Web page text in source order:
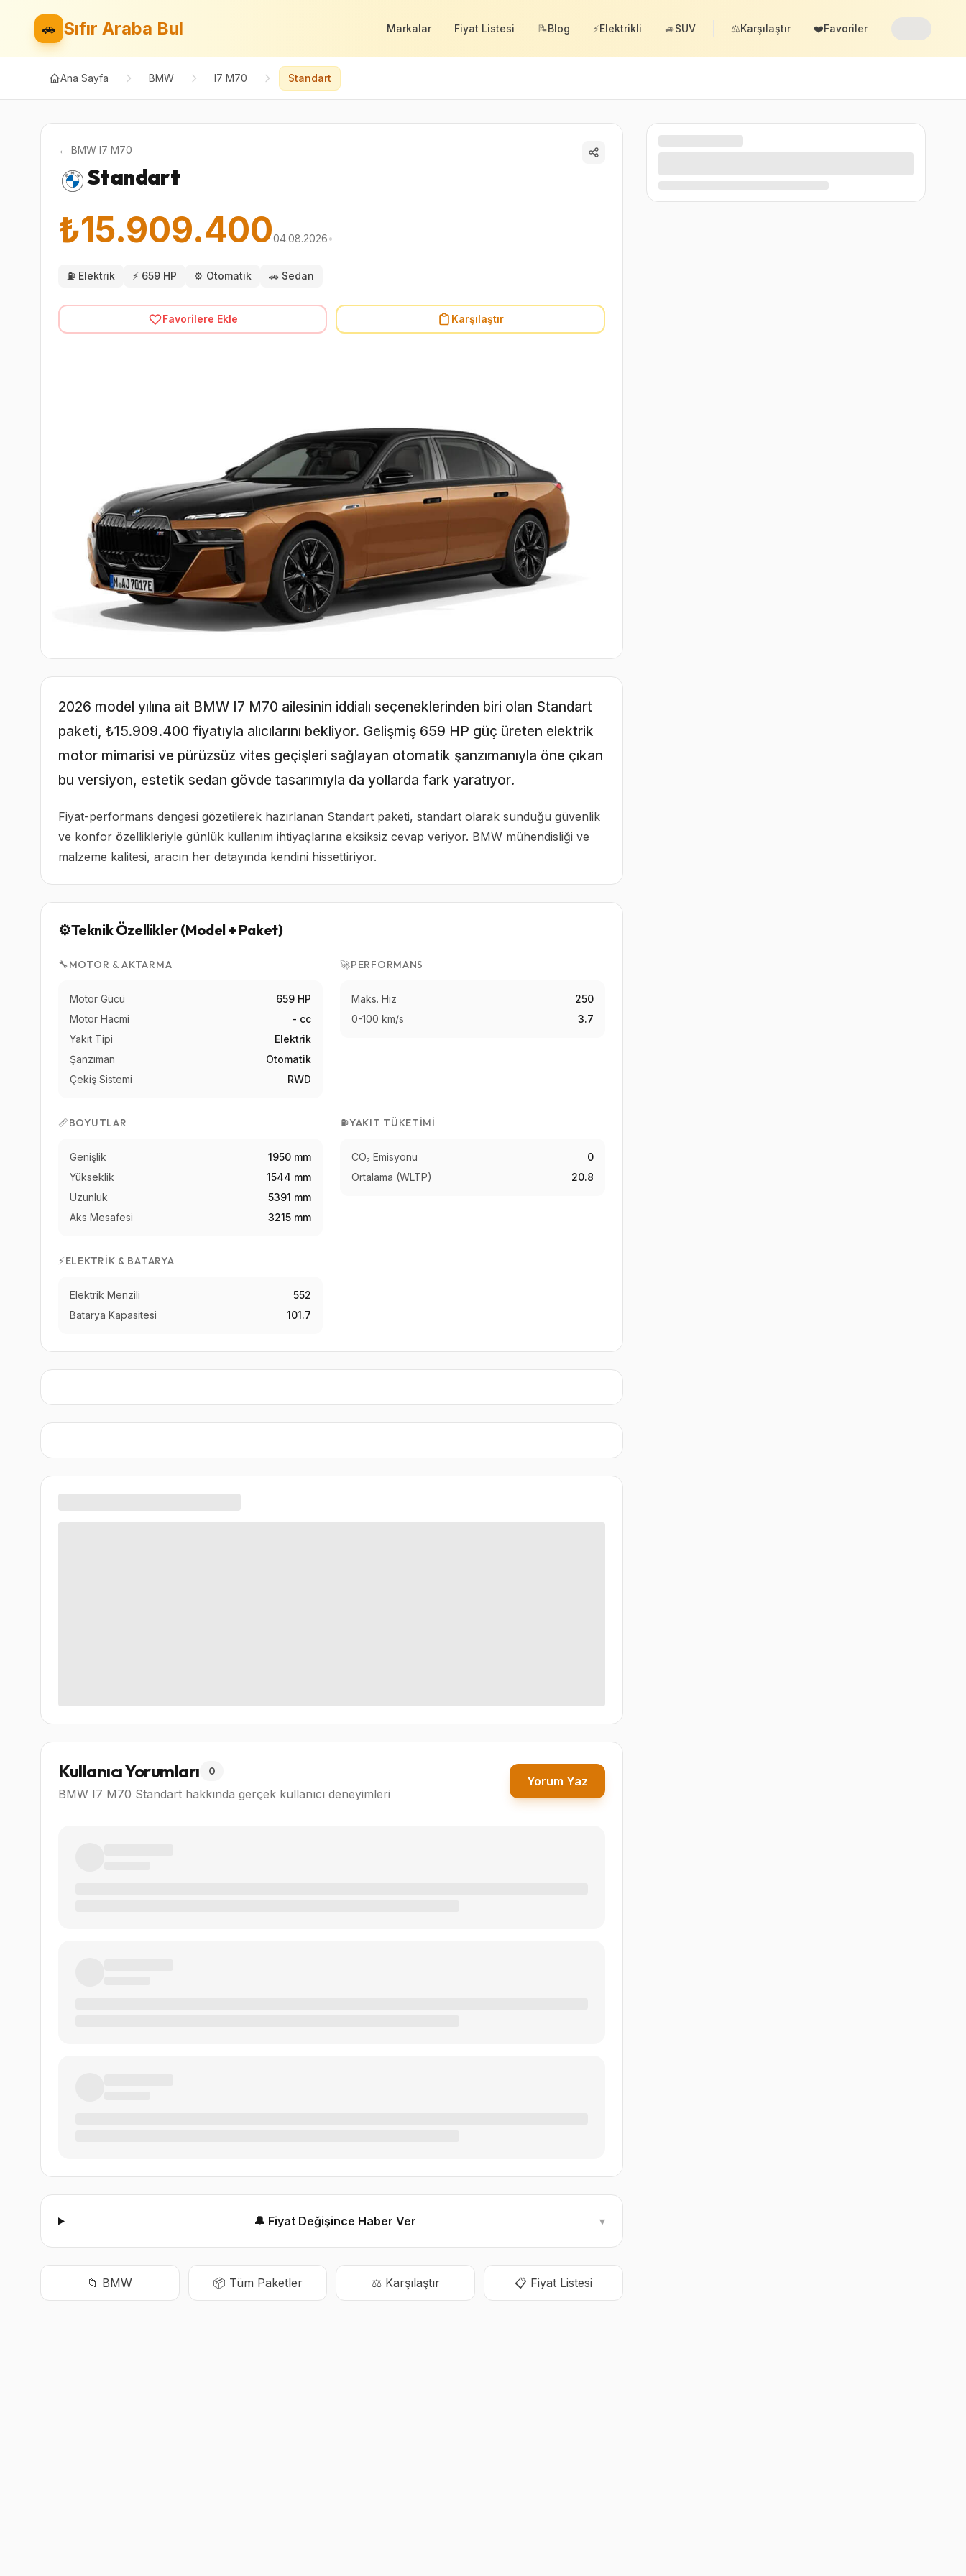
🚗 Sıfır Araba Bul Markalar Fiyat Listesi 📝Blog ⚡Elektrikli 🚙SUV ⚖️Karşılaştır ❤️Favoriler
Ana Sayfa BMW I7 M70 Standart
← BMW I7 M70
Standart
₺15.909.40004.08.2026•
⛽ Elektrik ⚡ 659 HP ⚙️ Otomatik 🚗 Sedan
Favorilere Ekle Karşılaştır
2026 model yılına ait BMW I7 M70 ailesinin iddialı seçeneklerinden biri olan Standart
paketi, ₺15.909.400 fiyatıyla alıcılarını bekliyor. Gelişmiş 659 HP güç üreten elektrik
motor mimarisi ve pürüzsüz vites geçişleri sağlayan otomatik şanzımanıyla öne çıkan
bu versiyon, estetik sedan gövde tasarımıyla da yollarda fark yaratıyor.
Fiyat-performans dengesi gözetilerek hazırlanan Standart paketi, standart olarak sunduğu güvenlik
ve konfor özellikleriyle günlük kullanım ihtiyaçlarına eksiksiz cevap veriyor. BMW mühendisliği ve
malzeme kalitesi, aracın her detayında kendini hissettiriyor.
⚙️Teknik Özellikler (Model + Paket)
🔧MOTOR & AKTARMA
Motor Gücü
659 HP
Motor Hacmi
- cc
Yakıt Tipi
Elektrik
Şanzıman
Otomatik
Çekiş Sistemi
RWD
🚀PERFORMANS
Maks. Hız
250
0-100 km/s
3.7
📏BOYUTLAR
Genişlik
1950 mm
Yükseklik
1544 mm
Uzunluk
5391 mm
Aks Mesafesi
3215 mm
⛽YAKIT TÜKETIMI
CO₂ Emisyonu
0
Ortalama (WLTP)
20.8
⚡ELEKTRIK & BATARYA
Elektrik Menzili
552
Batarya Kapasitesi
101.7
Kullanıcı Yorumları 0
BMW I7 M70 Standart hakkında gerçek kullanıcı deneyimleri
Yorum Yaz
🔔 Fiyat Değişince Haber Ver ▾
📁 BMW 📦 Tüm Paketler ⚖️ Karşılaştır 📋 Fiyat Listesi